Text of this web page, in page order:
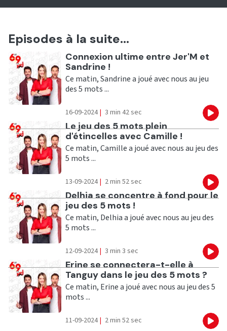
Episodes à la suite...
Ecouter
Connexion ultime entre Jer'M et
Sandrine !
Ce matin, Sandrine a joué avec nous au jeu
des 5 mots ...
16-09-2024 | 3 min 42 sec
Ecouter
Le jeu des 5 mots plein
d'étincelles avec Camille !
Ce matin, Camille a joué avec nous au jeu des
5 mots ...
13-09-2024 | 2 min 52 sec
Ecouter
Delhia se concentre à fond pour le
jeu des 5 mots !
Ce matin, Delhia a joué avec nous au jeu des
5 mots ...
12-09-2024 | 3 min 3 sec
Ecouter
Erine se connectera-t-elle à
Tanguy dans le jeu des 5 mots ?
Ce matin, Erine a joué avec nous au jeu des 5
mots ...
11-09-2024 | 2 min 52 sec